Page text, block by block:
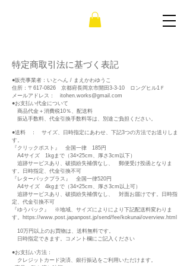
​特定商取引法に基づく表記
●販売事業者：いとへん / まえかわゆうこ
住所：〒617-0826 京都府長岡京市開田3-3-10 ロングヒル1Ｆ
メールアドレス： itohen.works@gmail.com
●お支払い代金について
商品代金＋消費税10％、配送料
振込手数料、代金引換手数料等は、別途ご負担ください。
●送料 ： サイズ、日時指定にあわせ、下記3つの方法でお送りしま
す。
『クリックポスト』 全国一律 185円
A4サイズ 1kgまで（34×25cm、厚さ3cm以下）
追跡サービスあり、破損紛失補償なし、 郵便受け投函となりま
す。日時指定、代金引換不可
『レターパックプラス』 全国一律520円
A4サイズ 4kgまで（34×25cm、厚さ3cm以上可）
追跡サービスあり、破損紛失補償なし、 対面お届けです。日時指
定、代金引換不可
『ゆうパック』 ※地域、サイズによりにより下記配送料変わりま
す。 https://www.post.japanpost.jp/send/fee/kokunai/overview.html
10万円以上のお買物は、送料無料です。
日時指定できます。コメント欄にご記入ください
●お支払い方法：
クレジットカード決済、銀行振込をご利用いただけます。